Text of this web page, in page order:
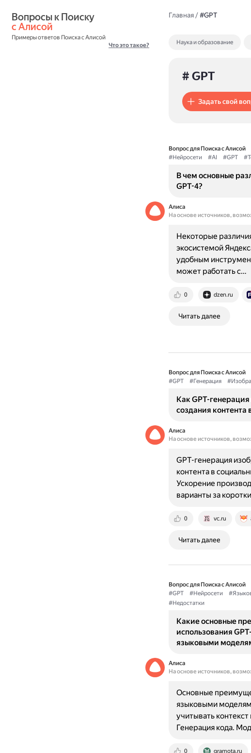
с Алисой
Примеры ответов Поиска с Алисой
Что это такое?
Главная/#GPT
Наука и образование
# GPT
Задать свой
Вопрос для Поиска с Алисой
#Нейросети
#AI #GPT
В чем основные
GPT-4?
Алиса
На основе источников,
0 dzen.ru
Некоторые
экосистемой
удобным
может работать с…
Читать далее
Вопрос для Поиска с Алисой
#GPT
#Генерация
Как GPT-
создания контента
Алиса
На основе источников,
0 vc.ru
GPT-генерация
контента в
Ускорение
варианты за
Читать далее
Вопрос для Поиска с Алисой
#GPT
#Нейросети
#Недостатки
Какие основные
использования
языковыми
Алиса
На основе источников,
0 gramota.ru
Основные
языковыми
учитывать
Генерация кода.